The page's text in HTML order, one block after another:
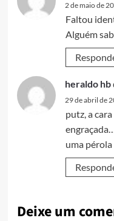
2 de maio de
Faltou
Alguém
heraldo hb
29 de abril de
putz, a
uma
Deixe um